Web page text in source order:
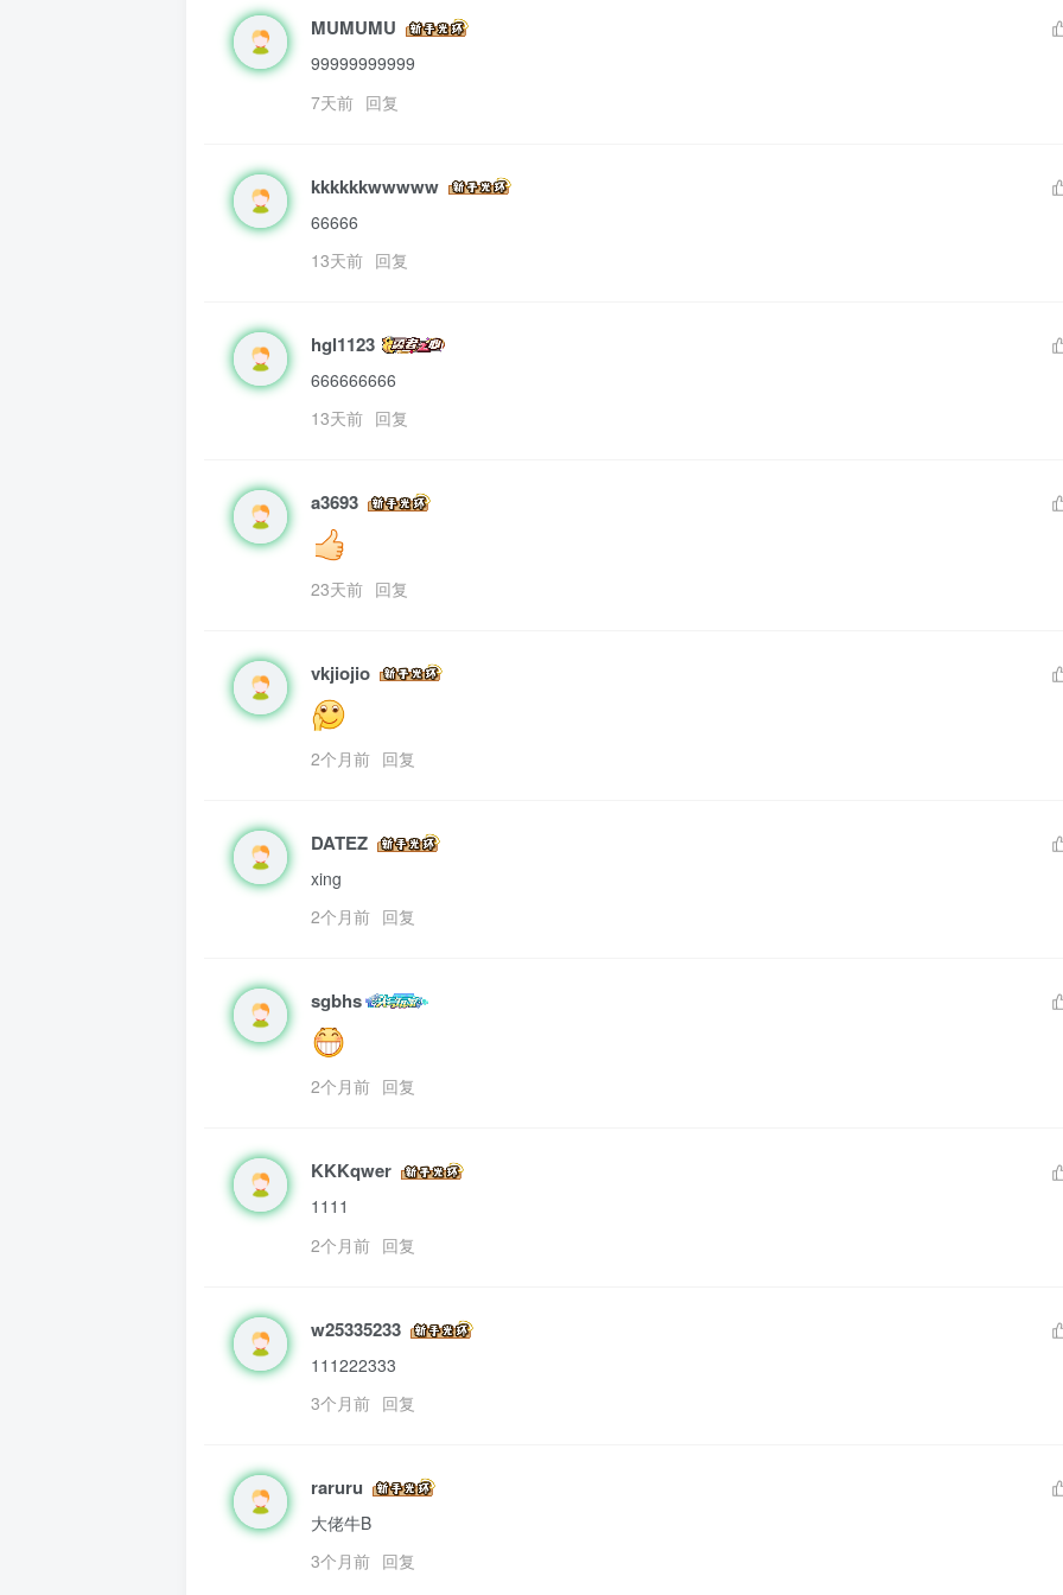
MUMUMU
99999999999
7天前 回复
kkkkkkwwwww
66666
13天前 回复
hgl1123
666666666
13天前 回复
a3693
23天前 回复
vkjiojio
2个月前 回复
DATEZ
xing
2个月前 回复
sgbhs
2个月前 回复
KKKqwer
1111
2个月前 回复
w25335233
111222333
3个月前 回复
raruru
大佬牛B
3个月前 回复